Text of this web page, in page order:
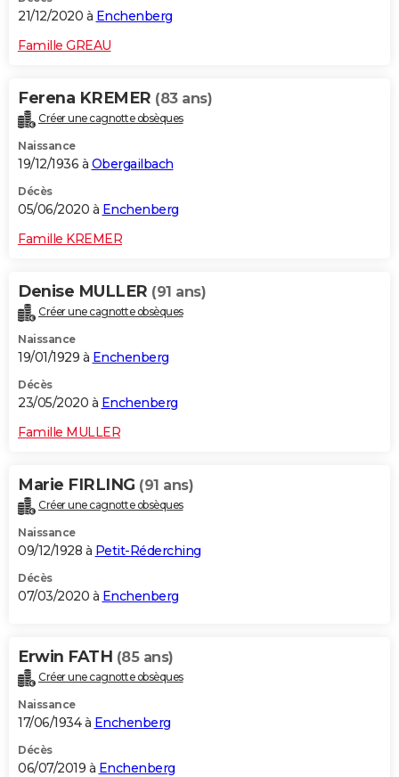
21/12/2020 à Enchenberg
Famille GREAU
Ferena KREMER (83 ans)
Créer une cagnotte obsèques
Naissance
19/12/1936 à Obergailbach
Décès
05/06/2020 à Enchenberg
Famille KREMER
Denise MULLER (91 ans)
Créer une cagnotte obsèques
Naissance
19/01/1929 à Enchenberg
Décès
23/05/2020 à Enchenberg
Famille MULLER
Marie FIRLING (91 ans)
Créer une cagnotte obsèques
Naissance
09/12/1928 à Petit-Réderching
Décès
07/03/2020 à Enchenberg
Erwin FATH (85 ans)
Créer une cagnotte obsèques
Naissance
17/06/1934 à Enchenberg
Décès
06/07/2019 à Enchenberg